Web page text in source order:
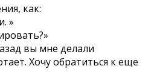
как:
»
вы мне делали
Хочу обратиться к еще